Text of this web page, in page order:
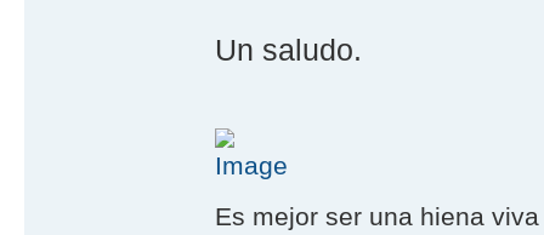
Un saludo.
Es mejor ser una hiena